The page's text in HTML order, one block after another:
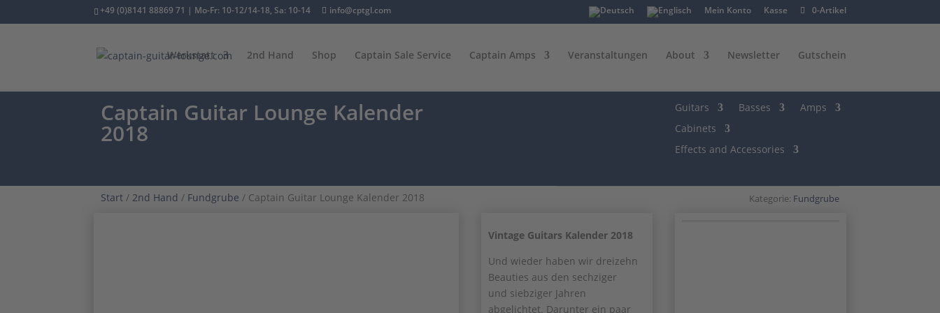
+49 (0)8141 88869 71 | Mo-Fr: 10-12/14-18, Sa: 10-14 info@cptgl.com Mein Konto Kasse 0-Artikel
Werkstatt 2nd Hand Shop Captain Sale Service Captain Amps Veranstaltungen About Newsletter Gutschein
Captain Guitar Lounge Kalender
2018
Guitars Basses
Amps
Cabinets
Effects and Accessories
Start / 2nd Hand / Fundgrube / Captain Guitar Lounge Kalender 2018 Kategorie: Fundgrube
Vintage Guitars Kalender 2018
Und wieder haben wir dreizehn
Beauties aus den sechziger
und siebziger Jahren
abgelichtet. Darunter ein paar